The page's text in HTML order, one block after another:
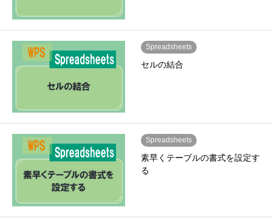
Spreadsheets
セルの結合
Spreadsheets
素早くテーブルの書式を設定す
る